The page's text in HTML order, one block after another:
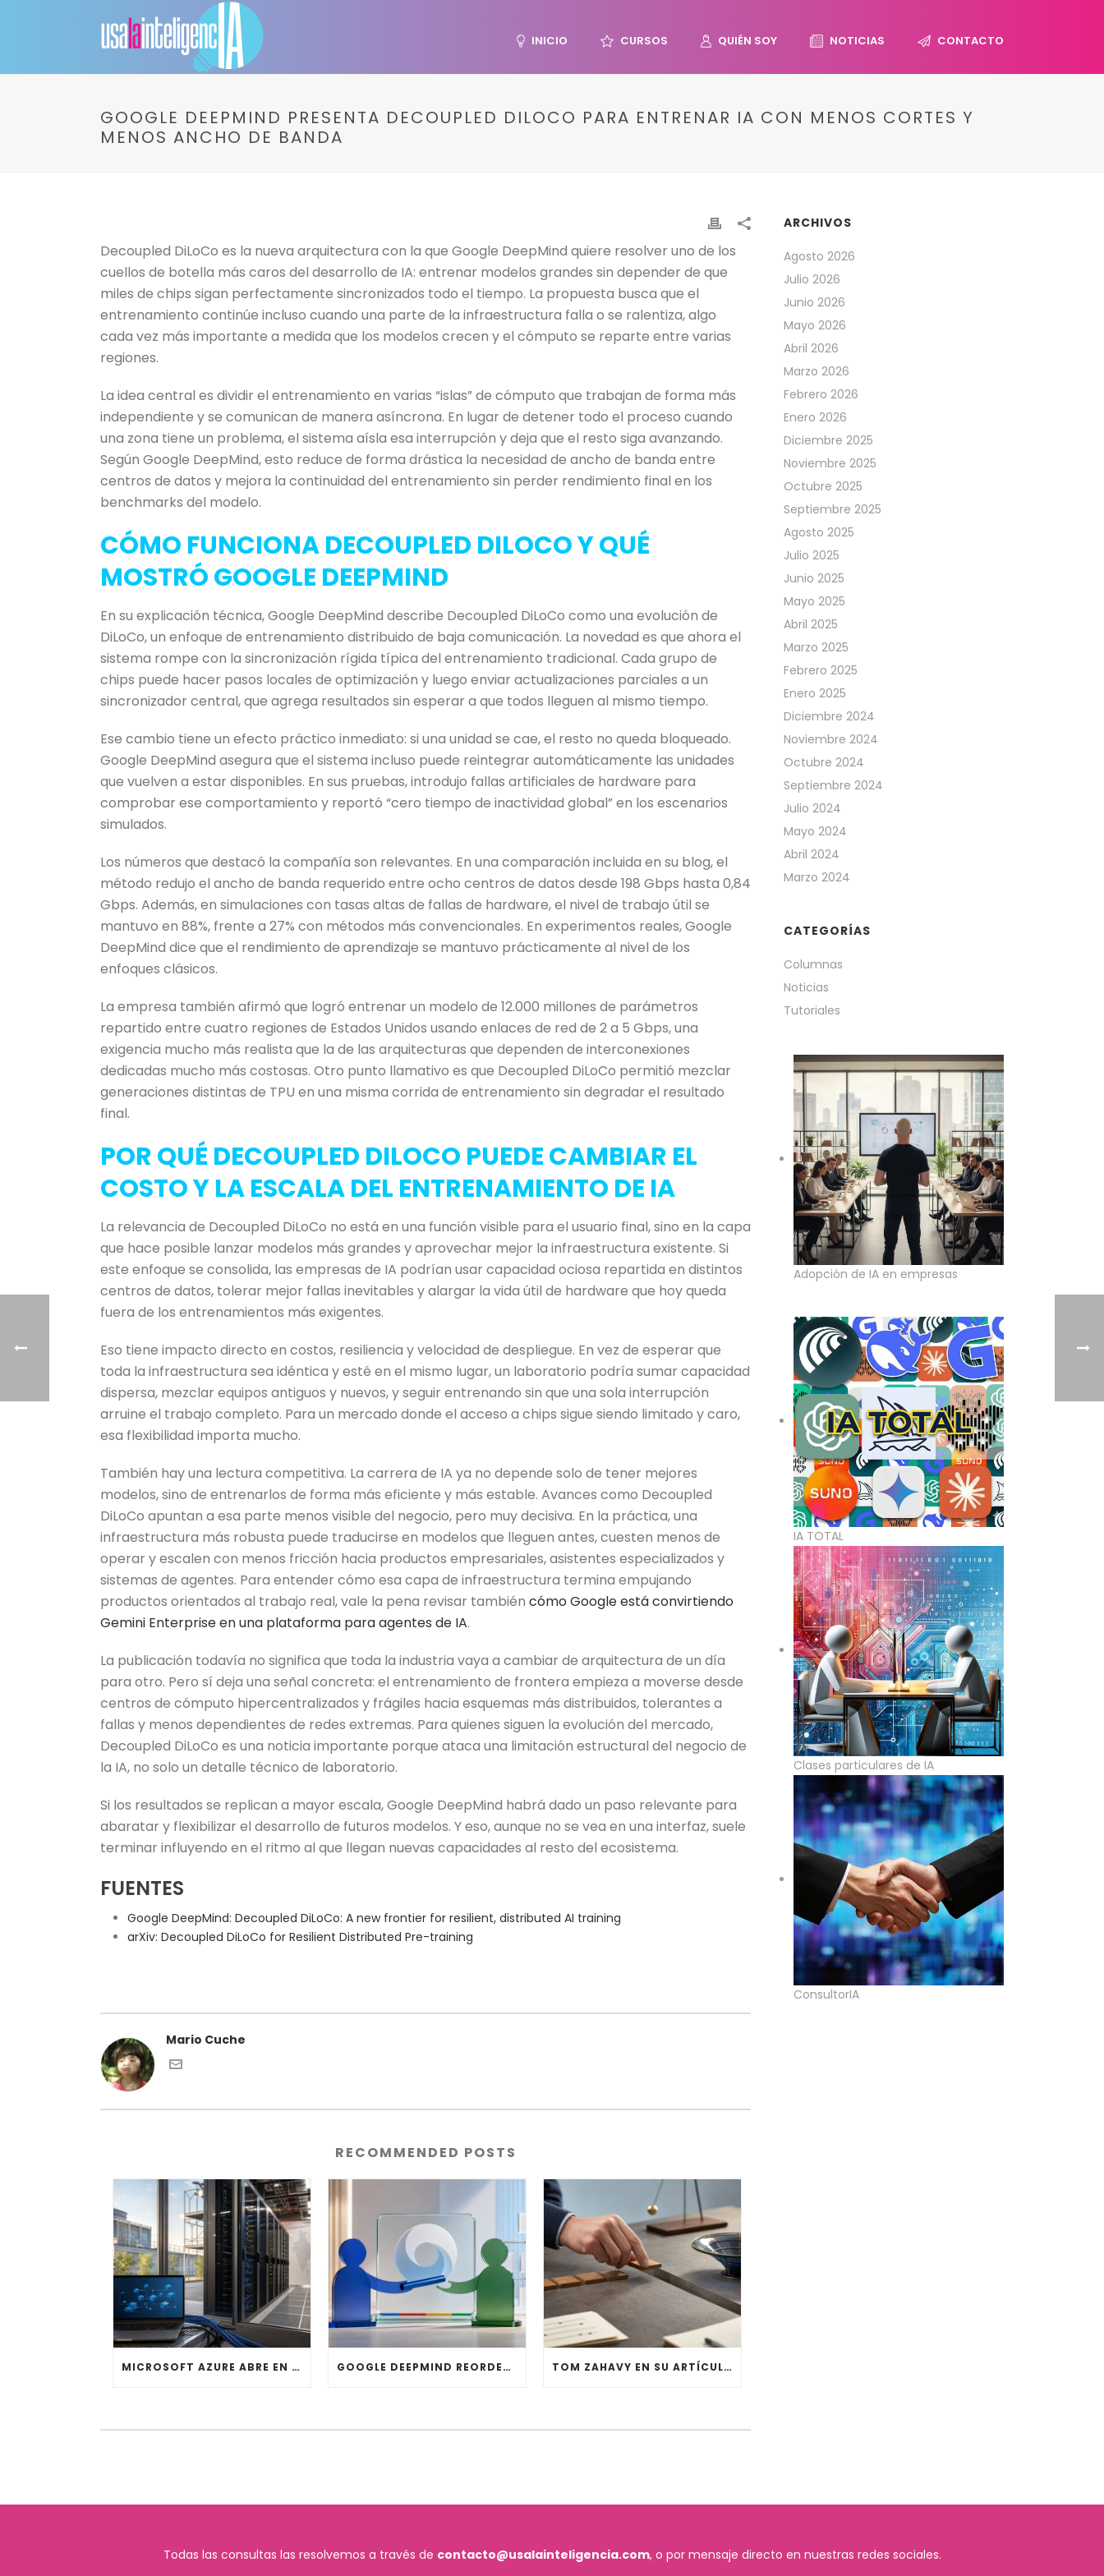
INICIO CURSOS QUIÉN SOY NOTICIAS CONTACTO
GOOGLE DEEPMIND PRESENTA DECOUPLED DILOCO PARA ENTRENAR IA CON MENOS CORTES Y
MENOS ANCHO DE BANDA
Decoupled DiLoCo es la nueva arquitectura con la que Google DeepMind quiere resolver uno de los
cuellos de botella más caros del desarrollo de IA: entrenar modelos grandes sin depender de que
miles de chips sigan perfectamente sincronizados todo el tiempo. La propuesta busca que el
entrenamiento continúe incluso cuando una parte de la infraestructura falla o se ralentiza, algo
cada vez más importante a medida que los modelos crecen y el cómputo se reparte entre varias
regiones.
La idea central es dividir el entrenamiento en varias “islas” de cómputo que trabajan de forma más
independiente y se comunican de manera asíncrona. En lugar de detener todo el proceso cuando
una zona tiene un problema, el sistema aísla esa interrupción y deja que el resto siga avanzando.
Según Google DeepMind, esto reduce de forma drástica la necesidad de ancho de banda entre
centros de datos y mejora la continuidad del entrenamiento sin perder rendimiento final en los
benchmarks del modelo.
CÓMO FUNCIONA DECOUPLED DILOCO Y QUÉ
MOSTRÓ GOOGLE DEEPMIND
En su explicación técnica, Google DeepMind describe Decoupled DiLoCo como una evolución de
DiLoCo, un enfoque de entrenamiento distribuido de baja comunicación. La novedad es que ahora el
sistema rompe con la sincronización rígida típica del entrenamiento tradicional. Cada grupo de
chips puede hacer pasos locales de optimización y luego enviar actualizaciones parciales a un
sincronizador central, que agrega resultados sin esperar a que todos lleguen al mismo tiempo.
Ese cambio tiene un efecto práctico inmediato: si una unidad se cae, el resto no queda bloqueado.
Google DeepMind asegura que el sistema incluso puede reintegrar automáticamente las unidades
que vuelven a estar disponibles. En sus pruebas, introdujo fallas artificiales de hardware para
comprobar ese comportamiento y reportó “cero tiempo de inactividad global” en los escenarios
simulados.
Los números que destacó la compañía son relevantes. En una comparación incluida en su blog, el
método redujo el ancho de banda requerido entre ocho centros de datos desde 198 Gbps hasta 0,84
Gbps. Además, en simulaciones con tasas altas de fallas de hardware, el nivel de trabajo útil se
mantuvo en 88%, frente a 27% con métodos más convencionales. En experimentos reales, Google
DeepMind dice que el rendimiento de aprendizaje se mantuvo prácticamente al nivel de los
enfoques clásicos.
La empresa también afirmó que logró entrenar un modelo de 12.000 millones de parámetros
repartido entre cuatro regiones de Estados Unidos usando enlaces de red de 2 a 5 Gbps, una
exigencia mucho más realista que la de las arquitecturas que dependen de interconexiones
dedicadas mucho más costosas. Otro punto llamativo es que Decoupled DiLoCo permitió mezclar
generaciones distintas de TPU en una misma corrida de entrenamiento sin degradar el resultado
final.
POR QUÉ DECOUPLED DILOCO PUEDE CAMBIAR EL
COSTO Y LA ESCALA DEL ENTRENAMIENTO DE IA
La relevancia de Decoupled DiLoCo no está en una función visible para el usuario final, sino en la capa
que hace posible lanzar modelos más grandes y aprovechar mejor la infraestructura existente. Si
este enfoque se consolida, las empresas de IA podrían usar capacidad ociosa repartida en distintos
centros de datos, tolerar mejor fallas inevitables y alargar la vida útil de hardware que hoy queda
fuera de los entrenamientos más exigentes.
Eso tiene impacto directo en costos, resiliencia y velocidad de despliegue. En vez de esperar que
toda la infraestructura sea idéntica y esté en el mismo lugar, un laboratorio podría sumar capacidad
dispersa, mezclar equipos antiguos y nuevos, y seguir entrenando sin que una sola interrupción
arruine el trabajo completo. Para un mercado donde el acceso a chips sigue siendo limitado y caro,
esa flexibilidad importa mucho.
También hay una lectura competitiva. La carrera de IA ya no depende solo de tener mejores
modelos, sino de entrenarlos de forma más eficiente y más estable. Avances como Decoupled
DiLoCo apuntan a esa parte menos visible del negocio, pero muy decisiva. En la práctica, una
infraestructura más robusta puede traducirse en modelos que lleguen antes, cuesten menos de
operar y escalen con menos fricción hacia productos empresariales, asistentes especializados y
sistemas de agentes. Para entender cómo esa capa de infraestructura termina empujando
productos orientados al trabajo real, vale la pena revisar también cómo Google está convirtiendo
Gemini Enterprise en una plataforma para agentes de IA.
La publicación todavía no significa que toda la industria vaya a cambiar de arquitectura de un día
para otro. Pero sí deja una señal concreta: el entrenamiento de frontera empieza a moverse desde
centros de cómputo hipercentralizados y frágiles hacia esquemas más distribuidos, tolerantes a
fallas y menos dependientes de redes extremas. Para quienes siguen la evolución del mercado,
Decoupled DiLoCo es una noticia importante porque ataca una limitación estructural del negocio de
la IA, no solo un detalle técnico de laboratorio.
Si los resultados se replican a mayor escala, Google DeepMind habrá dado un paso relevante para
abaratar y flexibilizar el desarrollo de futuros modelos. Y eso, aunque no se vea en una interfaz, suele
terminar influyendo en el ritmo al que llegan nuevas capacidades al resto del ecosistema.
FUENTES
Google DeepMind: Decoupled DiLoCo: A new frontier for resilient, distributed AI training
arXiv: Decoupled DiLoCo for Resilient Distributed Pre-training
Mario Cuche
RECOMMENDED POSTS
MICROSOFT AZURE ABRE EN HYDERABAD SU CUARTA REGIÓN EN INDIA PARA CARGAS DE IA GOOGLE DEEPMIND REORDENA SU DIRECCIÓN: HASSABIS DEJA LA OPERACIÓN DIARIA TOM ZAHAVY EN SU ARTÍCULO “LLMS CAN’T JUMP” CUESTIONA SI LA IA PUEDE CREAR NUEVAS TEORÍAS
ARCHIVOS
Agosto 2026
Julio 2026
Junio 2026
Mayo 2026
Abril 2026
Marzo 2026
Febrero 2026
Enero 2026
Diciembre 2025
Noviembre 2025
Octubre 2025
Septiembre 2025
Agosto 2025
Julio 2025
Junio 2025
Mayo 2025
Abril 2025
Marzo 2025
Febrero 2025
Enero 2025
Diciembre 2024
Noviembre 2024
Octubre 2024
Septiembre 2024
Julio 2024
Mayo 2024
Abril 2024
Marzo 2024
CATEGORÍAS
Columnas
Noticias
Tutoriales
Adopción de IA en empresas
IA TOTAL
Clases particulares de IA
ConsultorIA
Todas las consultas las resolvemos a través de contacto@usalainteligencia.com, o por mensaje directo en nuestras redes sociales.